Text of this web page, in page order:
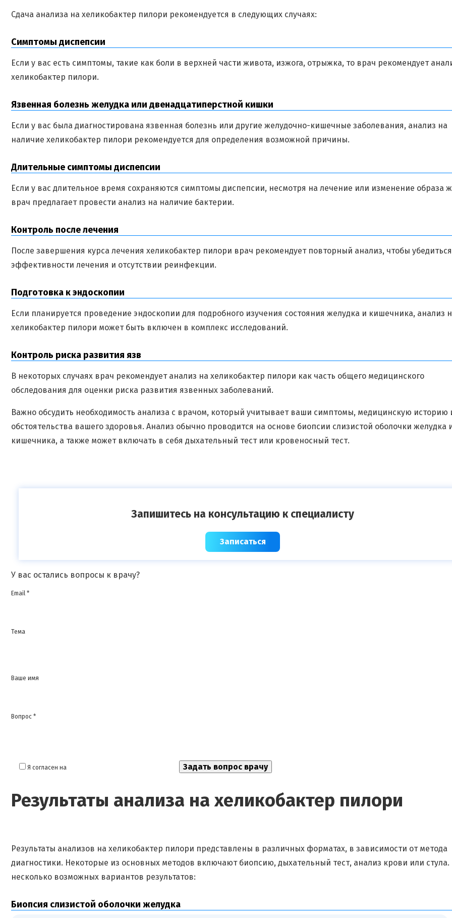
Сдача анализа на хеликобактер пилори рекомендуется в следующих случаях:
Симптомы диспепсии
Если у вас есть симптомы, такие как боли в верхней части живота, изжога, отрыжка, то врач рекомендует
хеликобактер пилори.
Язвенная болезнь желудка или двенадцатиперстной кишки
Если у вас была диагностирована язвенная болезнь или другие желудочно-кишечные заболевания, анализ на
наличие хеликобактер пилори рекомендуется для определения возможной причины.
Длительные симптомы диспепсии
Если у вас длительное время сохраняются симптомы диспепсии, несмотря на лечение или изменение образа
врач предлагает провести анализ на наличие бактерии.
Контроль после лечения
После завершения курса лечения хеликобактер пилори врач рекомендует повторный анализ, чтобы
эффективности лечения и отсутствии реинфекции.
Подготовка к эндоскопии
Если планируется проведение эндоскопии для подробного изучения состояния желудка и кишечника, анализ
хеликобактер пилори может быть включен в комплекс исследований.
Контроль риска развития язв
В некоторых случаях врач рекомендует анализ на хеликобактер пилори как часть общего медицинского
обследования для оценки риска развития язвенных заболеваний.
Важно обсудить необходимость анализа с врачом, который учитывает ваши симптомы, медицинскую историю
обстоятельства вашего здоровья. Анализ обычно проводится на основе биопсии слизистой оболочки желудка
кишечника, а также может включать в себя дыхательный тест или кровеносный тест.
Запишитесь на консультацию к специалисту
Записаться
У вас остались вопросы к врачу?
Email *
Тема
Ваше имя
Вопрос *
Я согласен на
Результаты анализа на хеликобактер пилори
Результаты анализов на хеликобактер пилори представлены в различных форматах, в зависимости от метода
диагностики. Некоторые из основных методов включают биопсию, дыхательный тест, анализ крови или стула.
несколько возможных вариантов результатов:
Биопсия слизистой оболочки желудка